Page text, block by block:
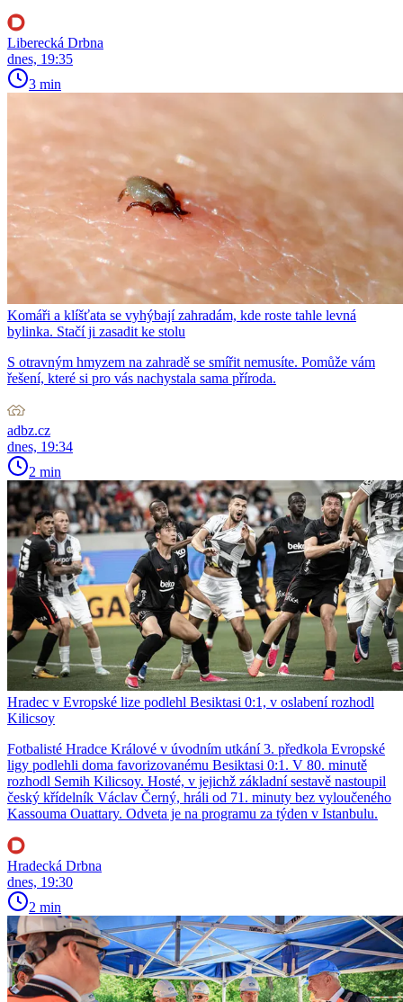
Liberecká Drbna
dnes, 19:35
3 min
Komáři a klíšťata se vyhýbají zahradám, kde roste tahle levná
bylinka. Stačí ji zasadit ke stolu
S otravným hmyzem na zahradě se smířit nemusíte. Pomůže vám
řešení, které si pro vás nachystala sama příroda.
adbz.cz
dnes, 19:34
2 min
Hradec v Evropské lize podlehl Besiktasi 0:1, v oslabení rozhodl
Kilicsoy
Fotbalisté Hradce Králové v úvodním utkání 3. předkola Evropské
ligy podlehli doma favorizovanému Besiktasi 0:1. V 80. minutě
rozhodl Semih Kilicsoy. Hosté, v jejichž základní sestavě nastoupil
český křídelník Václav Černý, hráli od 71. minuty bez vyloučeného
Kassouma Ouattary. Odveta je na programu za týden v Istanbulu.
Hradecká Drbna
dnes, 19:30
2 min